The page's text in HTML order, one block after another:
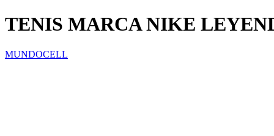
TENIS MARCA NIKE
MUNDOCELL